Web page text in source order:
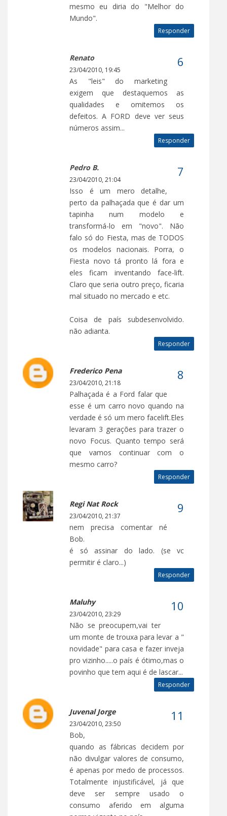
mesmo eu diria do "Melhor do
Mundo".
Responder
Renato
23/04/2010, 19:45
As "leis" do marketing
exigem que destaquemos as
qualidades e omitemos os
defeitos. A FORD deve ver seus
números assim...
Responder
Pedro B.
23/04/2010, 21:04
Isso é um mero detalhe,
perto da palhaçada que é dar um
tapinha num modelo e
transformá-lo em "novo". Não
falo só do Fiesta, mas de TODOS
os modelos nacionais. Porra, o
Fiesta novo tá pronto lá fora e
eles ficam inventando face-lift.
Claro que seria outro preço, ficaria
mal situado no mercado e etc.
Coisa de país subdesenvolvido.
não adianta.
Responder
Frederico Pena
23/04/2010, 21:18
Palhaçada é a Ford falar que
esse é um carro novo quando na
verdade é só um mero facelift.Eles
levaram 3 gerações para trazer o
novo Focus. Quanto tempo será
que vamos continuar com o
mesmo carro?
Responder
Regi Nat Rock
23/04/2010, 21:37
nem precisa comentar né
Bob.
é só assinar do lado. (se vc
permitir é claro...)
Responder
Maluhy
23/04/2010, 23:29
Não se preocupem,vai ter
um monte de trouxa para levar a "
novidade" para casa e fazer inveja
pro vizinho.....o país é ótimo,mas o
povinho que tem aqui é de lascar...
Responder
Juvenal Jorge
23/04/2010, 23:50
Bob,
quando as fábricas decidem por
não divulgar valores de consumo,
é apenas por medo de processos.
Totalmente injustificável, já que
deve ser sempre usado o
consumo aferido em alguma